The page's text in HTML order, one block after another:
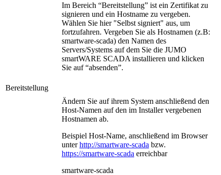
Bereitstellung
Im Bereich “Bereitstellung” ist ein Zertifikat zu
signieren und ein Hostname zu vergeben.
Wählen Sie hier "Selbst signiert" aus, um
fortzufahren. Vergeben Sie als Hostnamen (z.B:
smartware-scada) den Namen des
Servers/Systems auf dem Sie die JUMO
smartWARE SCADA installieren und klicken
Sie auf “absenden”.
Ändern Sie auf ihrem System anschließend den
Host-Namen auf den im Installer vergebenen
Hostnamen ab.
Beispiel Host-Name, anschließend im Browser
unterhttp://smartware-scada bzw.
https://smartware-scada erreichbar
smartware-scada